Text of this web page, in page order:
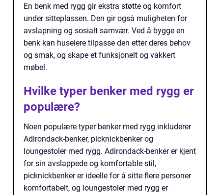
En benk med rygg gir ekstra støtte og komfort
under sitteplassen. Den gir også muligheten for
avslapning og sosialt samvær. Ved å bygge en
benk kan huseiere tilpasse den etter deres behov
og smak, og skape et funksjonelt og vakkert
møbel.
Hvilke typer benker med rygg er
populære?
Noen populære typer benker med rygg inkluderer
Adirondack-benker, picknickbenker og
loungestoler med rygg. Adirondack-benker er kjent
for sin avslappede og komfortable stil,
picknickbenker er ideelle for å sitte flere personer
komfortabelt, og loungestoler med rygg er